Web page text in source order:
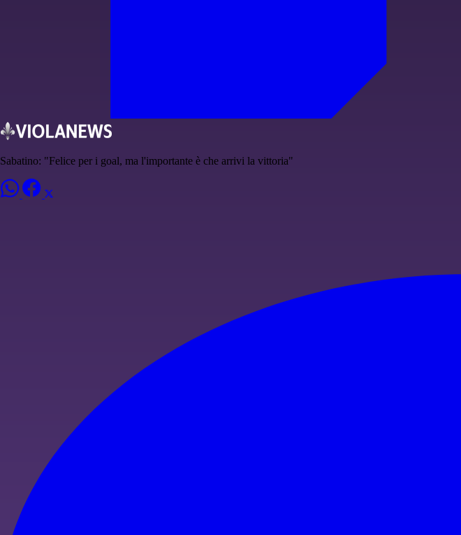
Sabatino: "Felice per i goal, ma l'importante è che arrivi la vittoria"